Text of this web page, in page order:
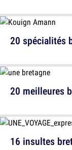
20 spécialités
16 insultes
20 meilleures